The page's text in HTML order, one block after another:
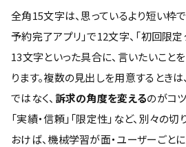
全角15文字は、思っているより短い枠
予約完了アプリ」で12文字、「初回限
13文字といった具合に、言いたいこと
ります。複数の見出しを用意するとき
ではなく、 訴求の角度を変えるのがコツ
「実績・信頼」「限定性」など、別々の
おけば、機械学習が面・ユーザーごと